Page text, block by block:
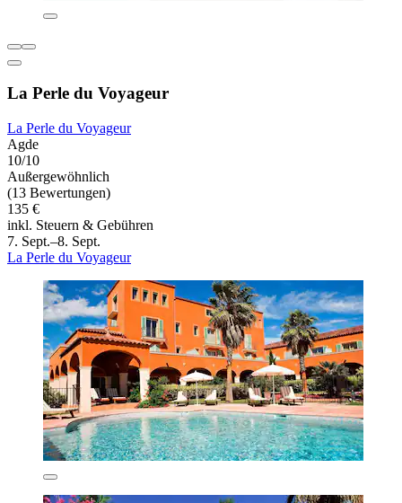
La Perle du Voyageur
La Perle du Voyageur
Agde
10/10
Außergewöhnlich
(13 Bewertungen)
135 €
inkl. Steuern & Gebühren
7. Sept.–8. Sept.
La Perle du Voyageur